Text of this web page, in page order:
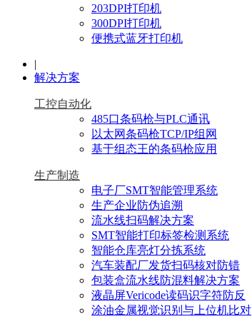
203DPI打印机
300DPI打印机
便携式蓝牙打印机
|
解决方案
工控自动化
485口条码枪与PLC通讯
以太网条码枪TCP/IP组网
基于组态王的条码枪应用
生产制造
电子厂SMT智能管理系统
生产企业防伪追溯
流水线扫码解决方案
SMT智能打印标签检测系统
智能仓库亮灯分拣系统
汽车装配厂发货扫码核对防错
包装盒流水线防混料解决方案
液晶屏Vericode读码识字符防反
涂油金属视觉识别与上位机比对